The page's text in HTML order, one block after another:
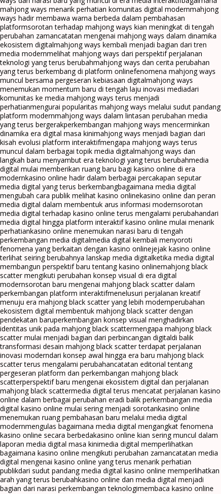
mahjong ways menarik perhatian komunitas digital modernmahjong
ways hadir membawa warna berbeda dalam pembahasan
platformsorotan terhadap mahjong ways kian meningkat di tengah
perubahan zamancatatan mengenai mahjong ways dalam dinamika
ekosistem digitalmahjong ways kembali menjadi bagian dari tren
media modernmelihat mahjong ways dari perspektif perjalanan
teknologi yang terus berubahmahjong ways dan cerita perubahan
yang terus berkembang di platform onlinefenomena mahjong ways
muncul bersama pergeseran kebiasaan digitalmahjong ways
menemukan momentum baru di tengah laju inovasi mediadari
komunitas ke media mahjong ways terus menjadi
perhatianmengurai popularitas mahjong ways melalui sudut pandang
platform modernmahjong ways dalam lintasan perubahan media
yang terus bergerakperkembangan mahjong ways mencerminkan
dinamika era digital masa kinimahjong ways menjadi bagian dari
kisah evolusi platform interaktifmengapa mahjong ways terus
muncul dalam berbagai topik media digitalmahjong ways dan
langkah baru menyambut era teknologi yang terus berubahmedia
digital mulai memberikan ruang baru bagi kasino online di era
modernkasino online hadir dalam berbagai percakapan seputar
media digital yang terus berkembangbagaimana media digital
mengubah cara publik melihat kasino onlinekasino online dan peran
media digital dalam membentuk arus informasi modernsorotan
media digital terhadap kasino online terus mengalami perubahandari
media digital hingga platform interaktif kasino online mulai menarik
perhatiankasino online menemukan narasi baru di tengah
perkembangan media digitalmedia digital kembali menyoroti
fenomena yang berkaitan dengan kasino onlinejejak kasino online
terlihat seiring berubahnya lanskap media digitalketika media digital
membangun perspektif baru tentang kasino onlinemahjong black
scatter mengikuti perubahan konsep visual di era digital
modernsorotan baru mengenai mahjong black scatter dalam
perkembangan platform interaktifmenelusuri perjalanan kreatif
menuju era mahjong black scatter yang lebih modernperubahan
ekosistem digital membentuk mahjong black scatter dengan
pendekatan baruperkembangan konsep visual menghadirkan
identitas unik pada mahjong black scattermengapa mahjong black
scatter mulai menjadi bagian dari perbincangan digitaldi balik
transformasi desain mahjong black scatter terdapat perjalanan
inovasi moderndari konsep awal hingga era baru mahjong black
scatter terus mengalami perubahancatatan editorial tentang
pergeseran platform dan perkembangan mahjong black
scatterperspektif baru mengenai ekosistem digital dan perjalanan
mahjong black scattermedia digital terus mencatat perjalanan kasino
online dalam berbagai perubahan eradi balik perkembangan media
digital kasino online mulai sering menjadi sorotankasino online
menemukan ruang pembahasan baru melalui media digital
modernmengulas bagaimana media digital mengangkat fenomena
kasino online secara berbedakasino online kian sering muncul dalam
laporan media digital masa kinimedia digital memperlihatkan
bagaimana kasino online mengikuti perubahan zamancatatan media
digital mengenai kasino online yang terus menarik perhatian
publikdari sudut pandang media digital kasino online memperlihatkan
arah yang terus berubahkasino online dan media digital menjadi
bagian dari narasi perkembangan teknologimembaca kasino online